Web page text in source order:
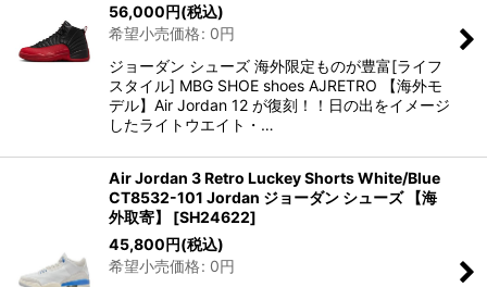
56,000円(税込)
希望小売価格: 0円
ジョーダン シューズ 海外限定ものが豊富[ライフ
スタイル] MBG SHOE shoes AJRETRO 【海外モ
デル】Air Jordan 12 が復刻！！日の出をイメージ
したライトウエイト・…
Air Jordan 3 Retro Luckey Shorts White/Blue
CT8532-101 Jordan ジョーダン シューズ 【海
外取寄】
[SH24622]
45,800円(税込)
希望小売価格: 0円